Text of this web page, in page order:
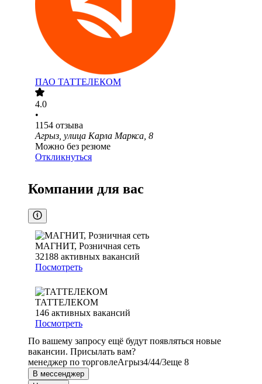
ПАО ТАТТЕЛЕКОМ
4.0
•
1154 отзыва
Агрыз, улица Карла Маркса, 8
Можно без резюме
Откликнуться
Компании для вас
МАГНИТ, Розничная сеть
32188 активных вакансий
Посмотреть
ТАТТЕЛЕКОМ
146 активных вакансий
Посмотреть
По вашему запросу ещё будут появляться новые
вакансии. Присылать вам?
менеджер по торговлеАгрыз4/44/3еще 8
В мессенджер